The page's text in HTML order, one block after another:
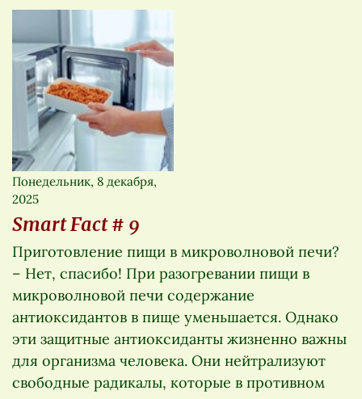
Понедельник, 8 декабря,
2025
Smart Fact # 9
Приготовление пищи в микроволновой печи?
– Нет, спасибо! При разогревании пищи в
микроволновой печи содержание
антиоксидантов в пище уменьшается. Однако
эти защитные антиоксиданты жизненно важны
для организма человека. Они нейтрализуют
свободные радикалы, которые в противном